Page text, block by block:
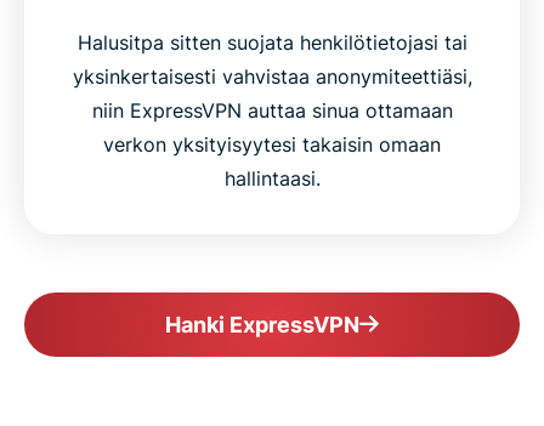
Halusitpa sitten suojata henkilötietojasi tai
yksinkertaisesti vahvistaa anonymiteettiäsi,
niin ExpressVPN auttaa sinua ottamaan
verkon yksityisyytesi takaisin omaan
hallintaasi.
Hanki ExpressVPN